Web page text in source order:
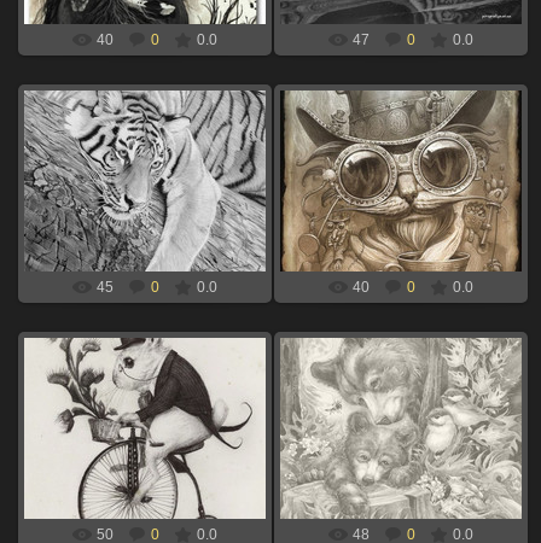
40 0 0.0 47 0 0.0
06.09.2024
тигр на дереве для выжигания по
дереву
xBOINGx
45 0 0.0
06.09.2024
кот в очках для выжигания по
дереву
xBOINGx
40 0 0.0
06.09.2024
мышь на велосипеде для
выжигания по дереву
xBOINGx
50 0 0.0
06.09.2024
медведи для выжигания по дереву
xBOINGx
48 0 0.0